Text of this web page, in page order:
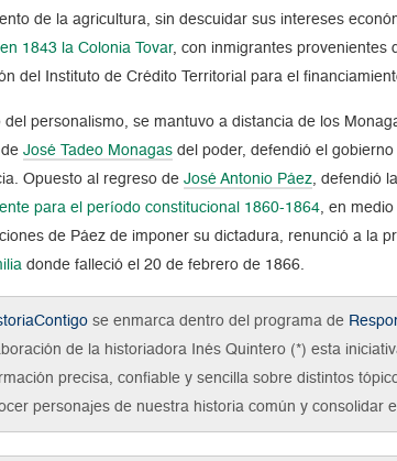
de la agricultura, sin descuidar sus intereses
1843 la Colonia Tovar, con inmigrantes provenientes
del Instituto de Crédito Territorial para el
del personalismo, se mantuvo a distancia de los
deJosé Tadeo Monagas del poder, defendió el
Opuesto al regreso deJosé Antonio Páez , defendió
para el período constitucional 1860-1864 , en
de Páez de imponer su dictadura, renunció a la
donde falleció el 20 de febrero de 1866.
se enmarca dentro del programa de
de la historiadora Inés Quintero (*) esta
precisa, confiable y sencilla sobre distintos
personajes de nuestra historia común y consolidar